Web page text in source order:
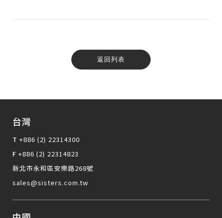
返回列表
台灣
T +886 (2) 22314300
F +886 (2) 22314823
新北市永和區安樂路268號
sales@sisters.com.tw